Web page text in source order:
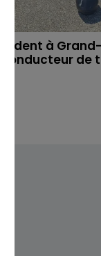
à
conducteur